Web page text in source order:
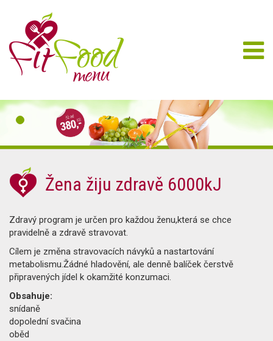
Žena žiju zdravě 6000kJ
Zdravý program je určen pro každou ženu,která se chce
pravidelně a zdravě stravovat.
Cílem je změna stravovacích návyků a nastartování
metabolismu.Žádné hladovění, ale denně balíček čerstvě
připravených jídel k okamžité konzumaci.
Obsahuje:
snídaně
dopolední svačina
oběd